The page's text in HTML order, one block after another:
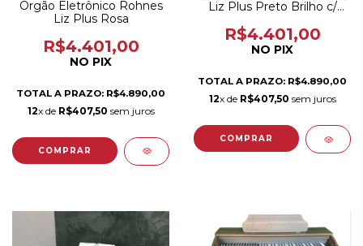
Orgão Eletrônico Rohnes
Liz Plus Rosa
R$4.401,00
NO PIX
TOTAL A PRAZO: R$4.890,00
12x de R$407,50 sem juros
Liz Plus Preto Brilho c/
R$4.401,00
NO PIX
TOTAL A PRAZO: R$4.890,00
12x de R$407,50 sem juros